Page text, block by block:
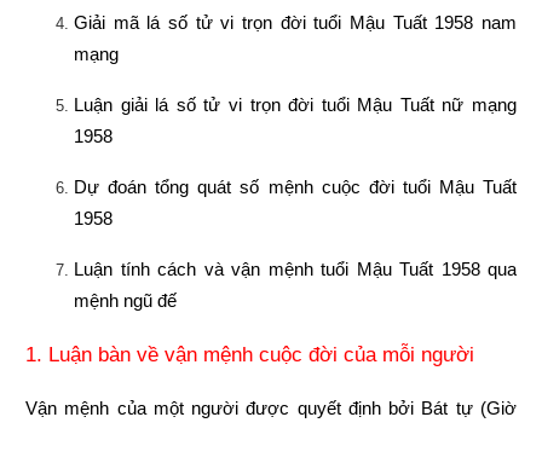
Giải mã lá số tử vi trọn đời tuổi Mậu Tuất 1958 nam
mạng
Luận giải lá số tử vi trọn đời tuổi Mậu Tuất nữ mạng
1958
Dự đoán tổng quát số mệnh cuộc đời tuổi Mậu Tuất
1958
Luận tính cách và vận mệnh tuổi Mậu Tuất 1958 qua
mệnh ngũ đế
1. Luận bàn về vận mệnh cuộc đời của mỗi người
Vận mệnh của một người được quyết định bởi Bát tự (Giờ